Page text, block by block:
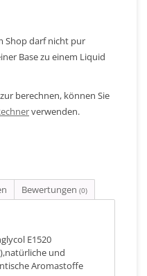
Shop darf nicht pur
Base zu einem Liquid
berechnen, können Sie
verwenden.
Bewertungen (0)
E1520
und
Aromastoffe